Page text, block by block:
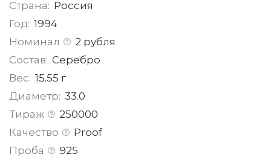
Страна: Россия
Год: 1994
Номинал
2 рубля
Состав: Серебро
Вес: 15.55 г
Диаметр: 33.0
Тираж
250000
Качество
Proof
Проба
925